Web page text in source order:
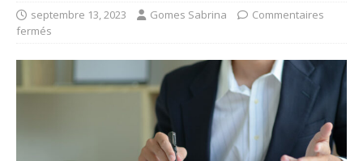
septembre 13, 2023 Gomes Sabrina
Commentaires
fermés